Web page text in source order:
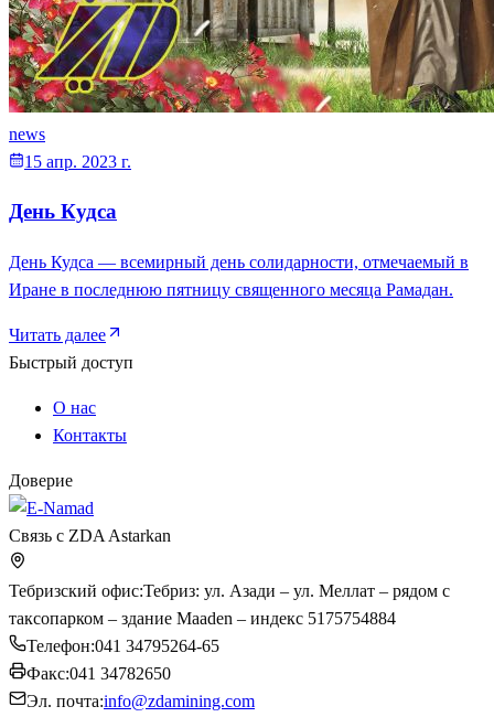
news
15 апр. 2023 г.
День Кудса
День Кудса — всемирный день солидарности, отмечаемый в
Иране в последнюю пятницу священного месяца Рамадан.
Читать далее
Быстрый доступ
О нас
Контакты
Доверие
Связь с ZDA Astarkan
Тебризский офис:Тебриз: ул. Азади – ул. Меллат – рядом с
таксопарком – здание Maaden – индекс 5175754884
Телефон:041 34795264-65
Факс:041 34782650
Эл. почта:info@zdamining.com